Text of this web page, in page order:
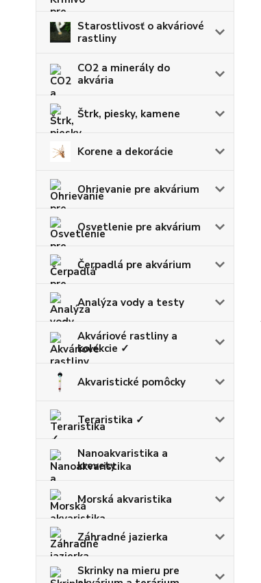
Starostlivosť o akváriové
rastliny
CO2 a minerály do
akvária
Štrk, piesky, kamene
Korene a dekorácie
Ohrievanie pre akvárium
Osvetlenie pre akvárium
Čerpadlá pre akvárium
Analýza vody a testy
Akváriové rastliny a
kolekcie ✓
Akvaristické pomôcky
Teraristika ✓
Nanoakvaristika a
krevety
Morská akvaristika
Záhradné jazierka
Skrinky na mieru pre